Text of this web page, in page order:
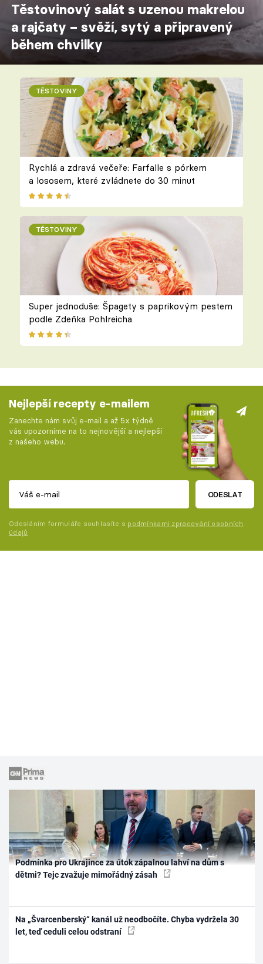
Těstovinový salát s uzenou makrelou
a rajčaty – svěží, sytý a připravený
během chvilky
TĚSTOVINY
Rychlá a zdravá večeře: Farfalle s pórkem
a lososem, které zvládnete do 30 minut
TĚSTOVINY
Super jednoduše: Špagety s paprikovým pestem
podle Zdeňka Pohlreicha
Nejlepší recepty e-mailem
Zanechte nám svůj e-mail a až 5x týdně
vás upozorníme na to nejnovější a nejlepší
z našeho webu.
ODESLAT
Odesláním formuláře souhlasíte s podmínkami zpracování osobních
údajů
Podmínka pro Ukrajince za útok zápalnou lahví na dům s
dětmi? Tejc zvažuje mimořádný zásah
Na „Švarcenberský“ kanál už neodbočíte. Chyba vydržela 30
let, teď ceduli celou odstraní